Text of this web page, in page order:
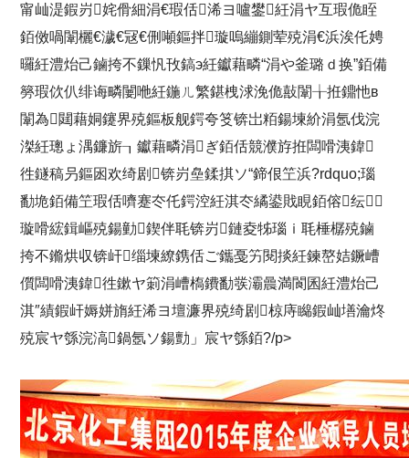
甯屾湜鍜岃姹傦細涓€瑕佸浠ヨ嚧鐢紝涓ヤ互瑕佹眰
銆傚喎闈欐€濊€冦€侀噸鏂拌璇嗚繃鍘荤殑涓€浜涘仛娉
曪紝澧炲己鏀挎不鏁忛攼鎬э紝钀藉疄“涓や釜璐ｄ换”銆備
簩瑕佽仈绯诲疄闄咃紝鍦ㄦ繁鍖栧浗浼佹敼闈╁拰鐤忚в
闈為閮藉姛鑳界殑鏂板舰鍔夸笅锛岀粨鍚堜紒涓氬伐浣
滐紝璁ょ湡鐮旂┒钀藉疄涓ぎ銆佸競濮斿拰闆嗗洟鍏
徃鐩稿叧鏂囦欢绮剧锛岃皨鍒掑ソ“鍗佷笁浜?rdquo;瑙
勫垝銆備笁瑕佸嚌蹇冭仛鍔涳紝淇冭繘鍙戝睍銆傛纭
璇嗗綋鍓嶇殑鍚勭鍥伴毦锛岃鏈夌牬瑙ｉ毦棰樼殑鏀
挎不鏅烘収锛屽缁堜繚鎸佸ご鑴戞竻閱掞紝鍊嶅姞鐝嶆
儨闆嗗洟鍏徃鏉ヤ箣涓嶆槗鐨勫彂灞曟満閬囷紝澧炲己
淇″績鍜屽媷姘旓紝浠ヨ壇濂界殑绮剧椋庤矊鍜屾墡瀹炵
殑宸ヤ綔浣滈鍋氬ソ鍚勯」宸ヤ綔銆?/p>